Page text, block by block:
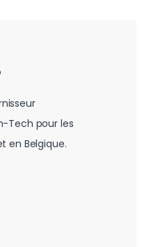
Tech pour les
en Belgique.